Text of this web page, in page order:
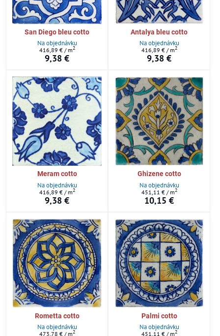
San Diego bleu cotto
Na objednávku
9,38 €
416,89 € / m2
Antalya bleu cotto
Na objednávku
9,38 €
416,89 € / m2
Meram cotto
Na objednávku
9,38 €
416,89 € / m2
Ghizene cotto
Na objednávku
10,15 €
451,11 € / m2
Rometta cotto
Na objednávku
473,78 € / m2
Palmi cotto
Na objednávku
451,11 € / m2